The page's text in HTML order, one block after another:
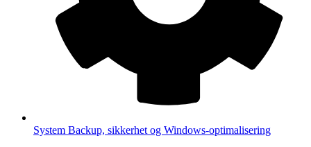
System Backup, sikkerhet og Windows-optimalisering